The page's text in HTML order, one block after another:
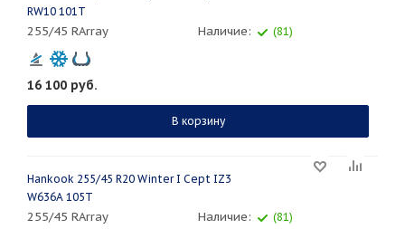
RW10 101T
255/45 RArray Наличие: (81)
16 100 руб.
В корзину
Hankook 255/45 R20 Winter I Cept IZ3
W636A 105T
255/45 RArray Наличие: (81)